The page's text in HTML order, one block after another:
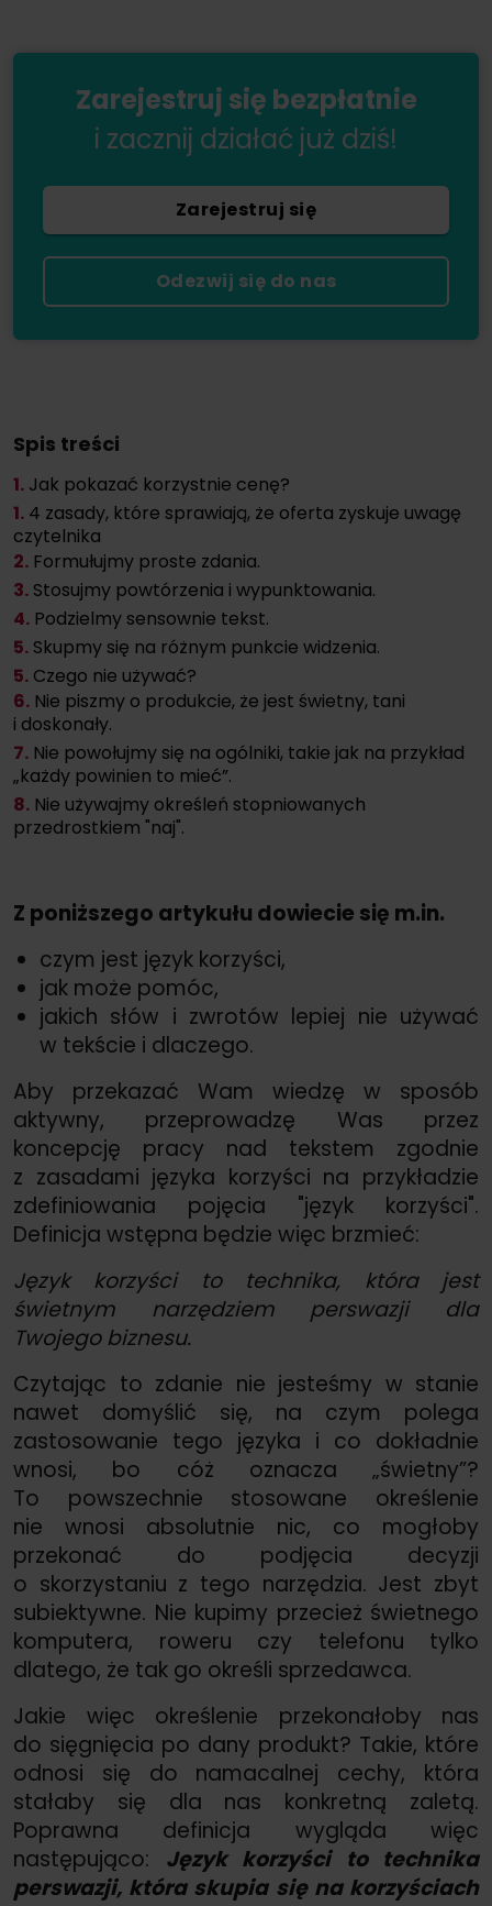
Zarejestruj się bezpłatnie
i zacznij działać już dziś!
Zarejestruj się
Odezwij się do nas
Spis treści
1. Jak pokazać korzystnie cenę?
1. 4 zasady, które sprawiają, że oferta zyskuje uwagę
czytelnika
2. Formułujmy proste zdania.
3. Stosujmy powtórzenia i wypunktowania.
4. Podzielmy sensownie tekst.
5. Skupmy się na różnym punkcie widzenia.
5. Czego nie używać?
6. Nie piszmy o produkcie, że jest świetny, tani
i doskonały.
7. Nie powołujmy się na ogólniki, takie jak na przykład
„każdy powinien to mieć”.
8. Nie używajmy określeń stopniowanych
przedrostkiem "naj".
Z poniższego artykułu dowiecie się m.in.
czym jest język korzyści,
jak może pomóc,
jakich słów i zwrotów lepiej nie używać
w tekście i dlaczego.
Aby przekazać Wam wiedzę w sposób
aktywny, przeprowadzę Was przez
koncepcję pracy nad tekstem zgodnie
z zasadami języka korzyści na przykładzie
zdefiniowania pojęcia "język korzyści".
Definicja wstępna będzie więc brzmieć:
Język korzyści to technika, która jest
świetnym narzędziem perswazji dla
Twojego biznesu.
Czytając to zdanie nie jesteśmy w stanie
nawet domyślić się, na czym polega
zastosowanie tego języka i co dokładnie
wnosi, bo cóż oznacza „świetny”?
To powszechnie stosowane określenie
nie wnosi absolutnie nic, co mogłoby
przekonać do podjęcia decyzji
o skorzystaniu z tego narzędzia. Jest zbyt
subiektywne. Nie kupimy przecież świetnego
komputera, roweru czy telefonu tylko
dlatego, że tak go określi sprzedawca.
Jakie więc określenie przekonałoby nas
do sięgnięcia po dany produkt? Takie, które
odnosi się do namacalnej cechy, która
stałaby się dla nas konkretną zaletą.
Poprawna definicja wygląda więc
następująco: Język korzyści to technika
perswazji, która skupia się na korzyściach